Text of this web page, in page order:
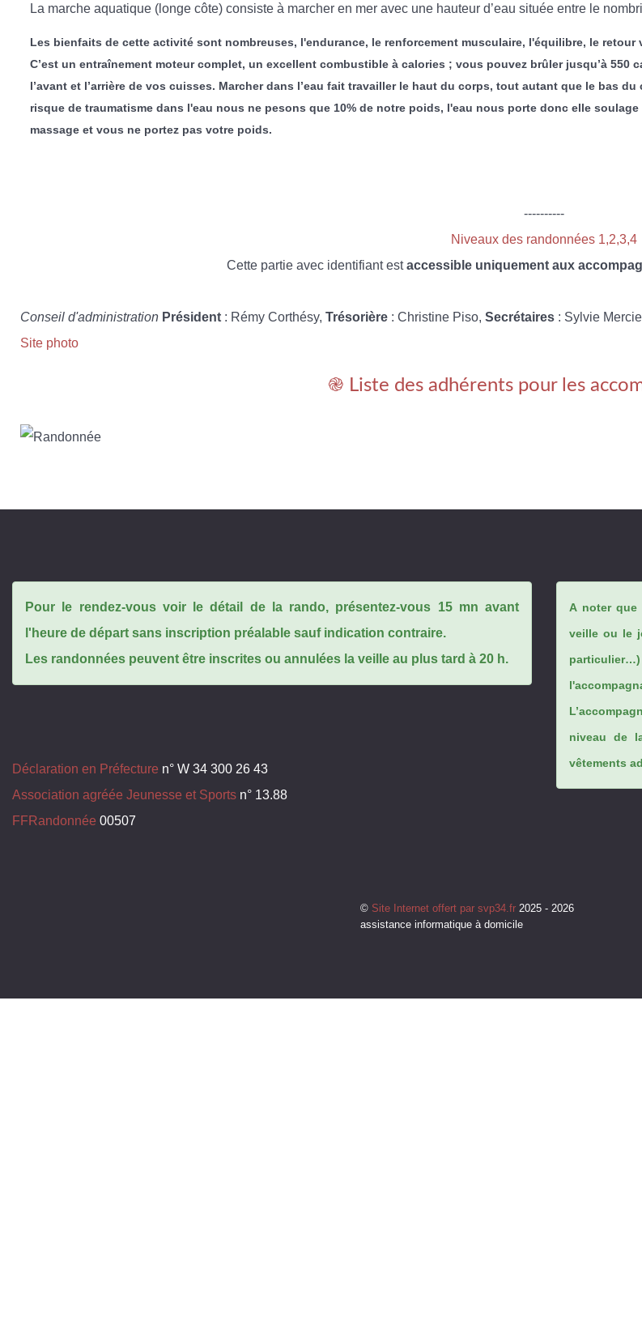
La marche aquatique (longe côte) consiste à marcher en mer avec une hauteur d’eau située entre le
Les bienfaits de cette activité sont nombreuses, l'endurance, le renforcement musculaire, l'équilibre, le
C’est un entraînement moteur complet, un excellent combustible à calories ; vous pouvez brûler jusqu’à 550
l’avant et l’arrière de vos cuisses. Marcher dans l’eau fait travailler le haut du corps, tout autant que le bas
risque de traumatisme dans l'eau nous ne pesons que 10% de notre poids, l'eau nous porte donc elle
massage et vous ne portez pas votre poids.
----------
Niveaux des randonnées 1,2,3,4
Cette partie avec identifiant estaccessible uniquement aux
Conseil d'administration Président : Rémy Corthésy, Trésorière : Christine Piso, Secrétaires : Sylvie
Site photo
֎ Liste des adhérents pour les
Pour le rendez-vous voir le détail de la rando, présentez-vous 15 mn avant
l'heure de départ sans inscription préalable sauf indication contraire.
Les randonnées peuvent être inscrites ou annulées la veille au plus tard à 20 h.
Déclaration en Préfecture n° W 34 300 26 43
Association agréée Jeunesse et Sports n° 13.88
FFRandonnée 00507
A noter que
veille ou le
niveau de
vêtements
© Site Internet offert par svp34.fr2025 - 2026
assistance informatique à domicile